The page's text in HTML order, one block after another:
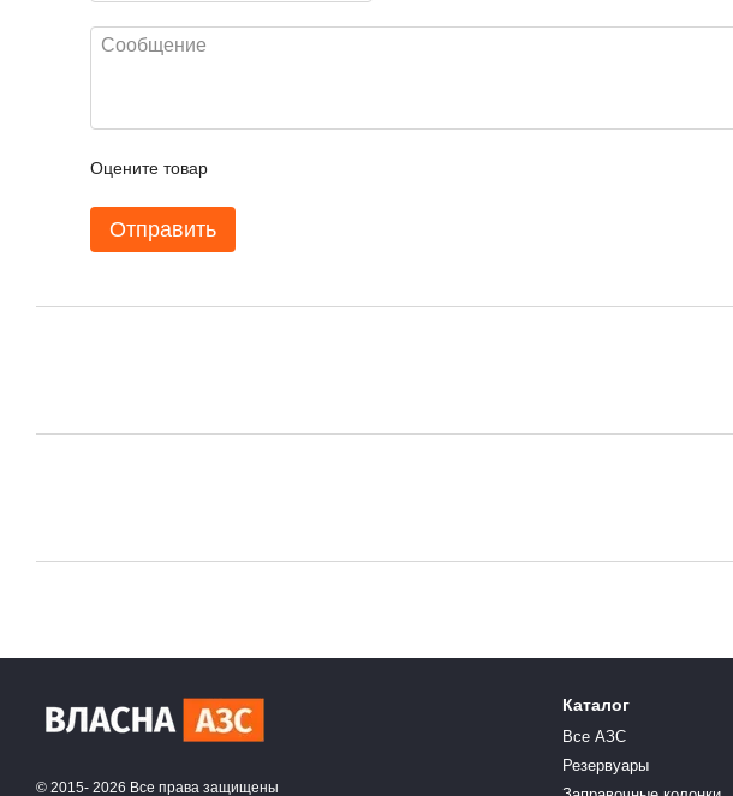
Оцените товар
Отправить
© 2015- 2026 Все права защищены
Каталог
Все АЗС
Резервуары